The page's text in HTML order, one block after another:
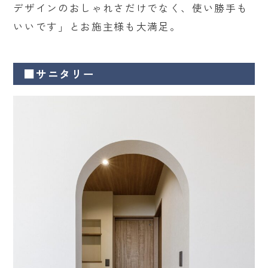
デザインのおしゃれさだけでなく、使い勝手も
いいです」とお施主様も大満足。
■サニタリー